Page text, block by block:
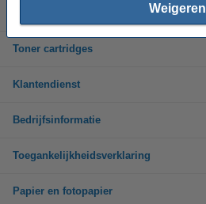
Weigeren
Toner cartridges
Klantendienst
Bedrijfsinformatie
Toegankelijkheidsverklaring
Papier en fotopapier